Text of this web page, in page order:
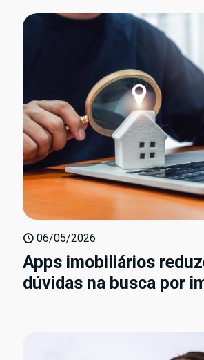
06/05/2026
Apps imobiliários
dúvidas na busca por